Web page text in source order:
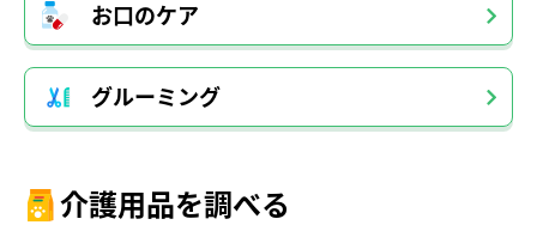
お口のケア
グルーミング
介護用品を調べる